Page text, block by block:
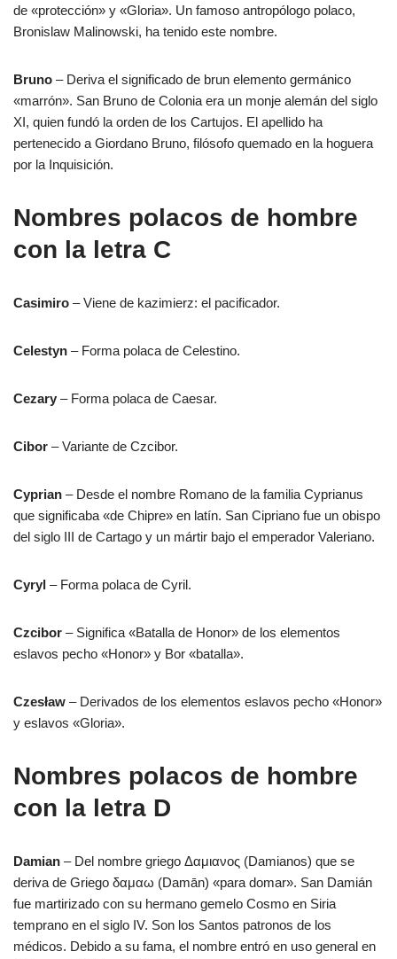
de «protección» y «Gloria». Un famoso antropólogo polaco,
Bronislaw Malinowski, ha tenido este nombre.
Bruno – Deriva el significado de brun elemento germánico
«marrón». San Bruno de Colonia era un monje alemán del siglo
XI, quien fundó la orden de los Cartujos. El apellido ha
pertenecido a Giordano Bruno, filósofo quemado en la hoguera
por la Inquisición.
Nombres polacos de hombre
con la letra C
Casimiro – Viene de kazimierz: el pacificador.
Celestyn – Forma polaca de Celestino.
Cezary – Forma polaca de Caesar.
Cibor – Variante de Czcibor.
Cyprian – Desde el nombre Romano de la familia Cyprianus
que significaba «de Chipre» en latín. San Cipriano fue un obispo
del siglo III de Cartago y un mártir bajo el emperador Valeriano.
Cyryl – Forma polaca de Cyril.
Czcibor – Significa «Batalla de Honor» de los elementos
eslavos pecho «Honor» y Bor «batalla».
Czesław – Derivados de los elementos eslavos pecho «Honor»
y eslavos «Gloria».
Nombres polacos de hombre
con la letra D
Damian – Del nombre griego Δαμιανος (Damianos) que se
deriva de Griego δαμαω (Damān) «para domar». San Damián
fue martirizado con su hermano gemelo Cosmo en Siria
temprano en el siglo IV. Son los Santos patronos de los
médicos. Debido a su fama, el nombre entró en uso general en